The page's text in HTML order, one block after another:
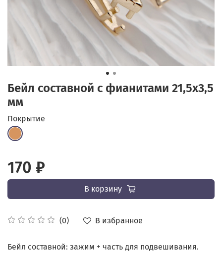
Бейл составной с фианитами 21,5х3,5
мм
(0) В избранное
Покрытие
170 ₽
В корзину
Бейл составной: зажим + часть для подвешивания.